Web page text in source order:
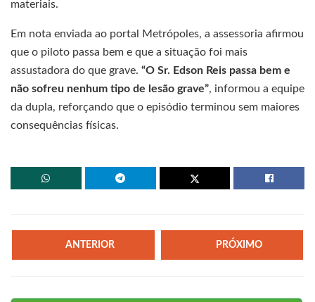
materiais.
Em nota enviada ao portal Metrópoles, a assessoria afirmou
que o piloto passa bem e que a situação foi mais
assustadora do que grave. “O Sr. Edson Reis passa bem e
não sofreu nenhum tipo de lesão grave”, informou a equipe
da dupla, reforçando que o episódio terminou sem maiores
consequências físicas.
ANTERIOR PRÓXIMO